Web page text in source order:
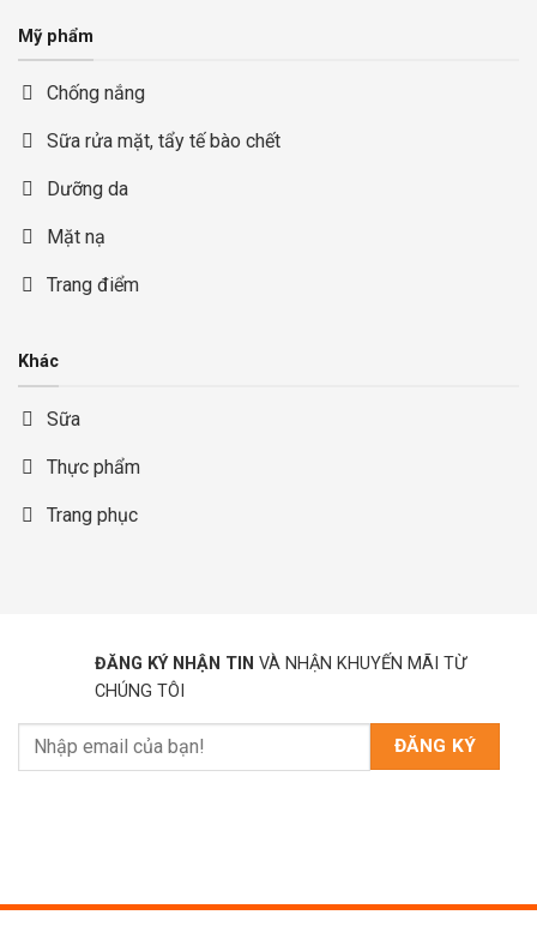
Mỹ phẩm
Chống nắng
Sữa rửa mặt, tẩy tế bào chết
Dưỡng da
Mặt nạ
Trang điểm
Khác
Sữa
Thực phẩm
Trang phục
ĐĂNG KÝ NHẬN TIN VÀ NHẬN KHUYẾN MÃI TỪ
CHÚNG TÔI